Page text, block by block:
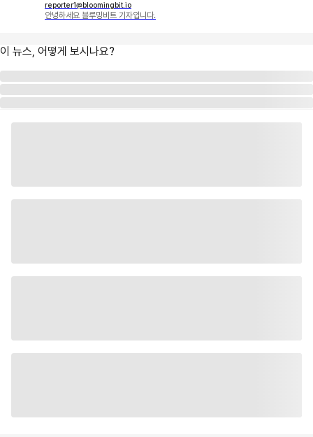
reporter1@bloomingbit.io
안녕하세요 블루밍비트 기자입니다.
이 뉴스, 어떻게 보시나요?